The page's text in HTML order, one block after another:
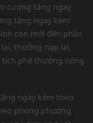
cương tặng ngay
tặng ngay kèm
còn mới đến phần
thưởng nạp lại,
phệ thưởng nóng
ngay kèm theo
phong phương